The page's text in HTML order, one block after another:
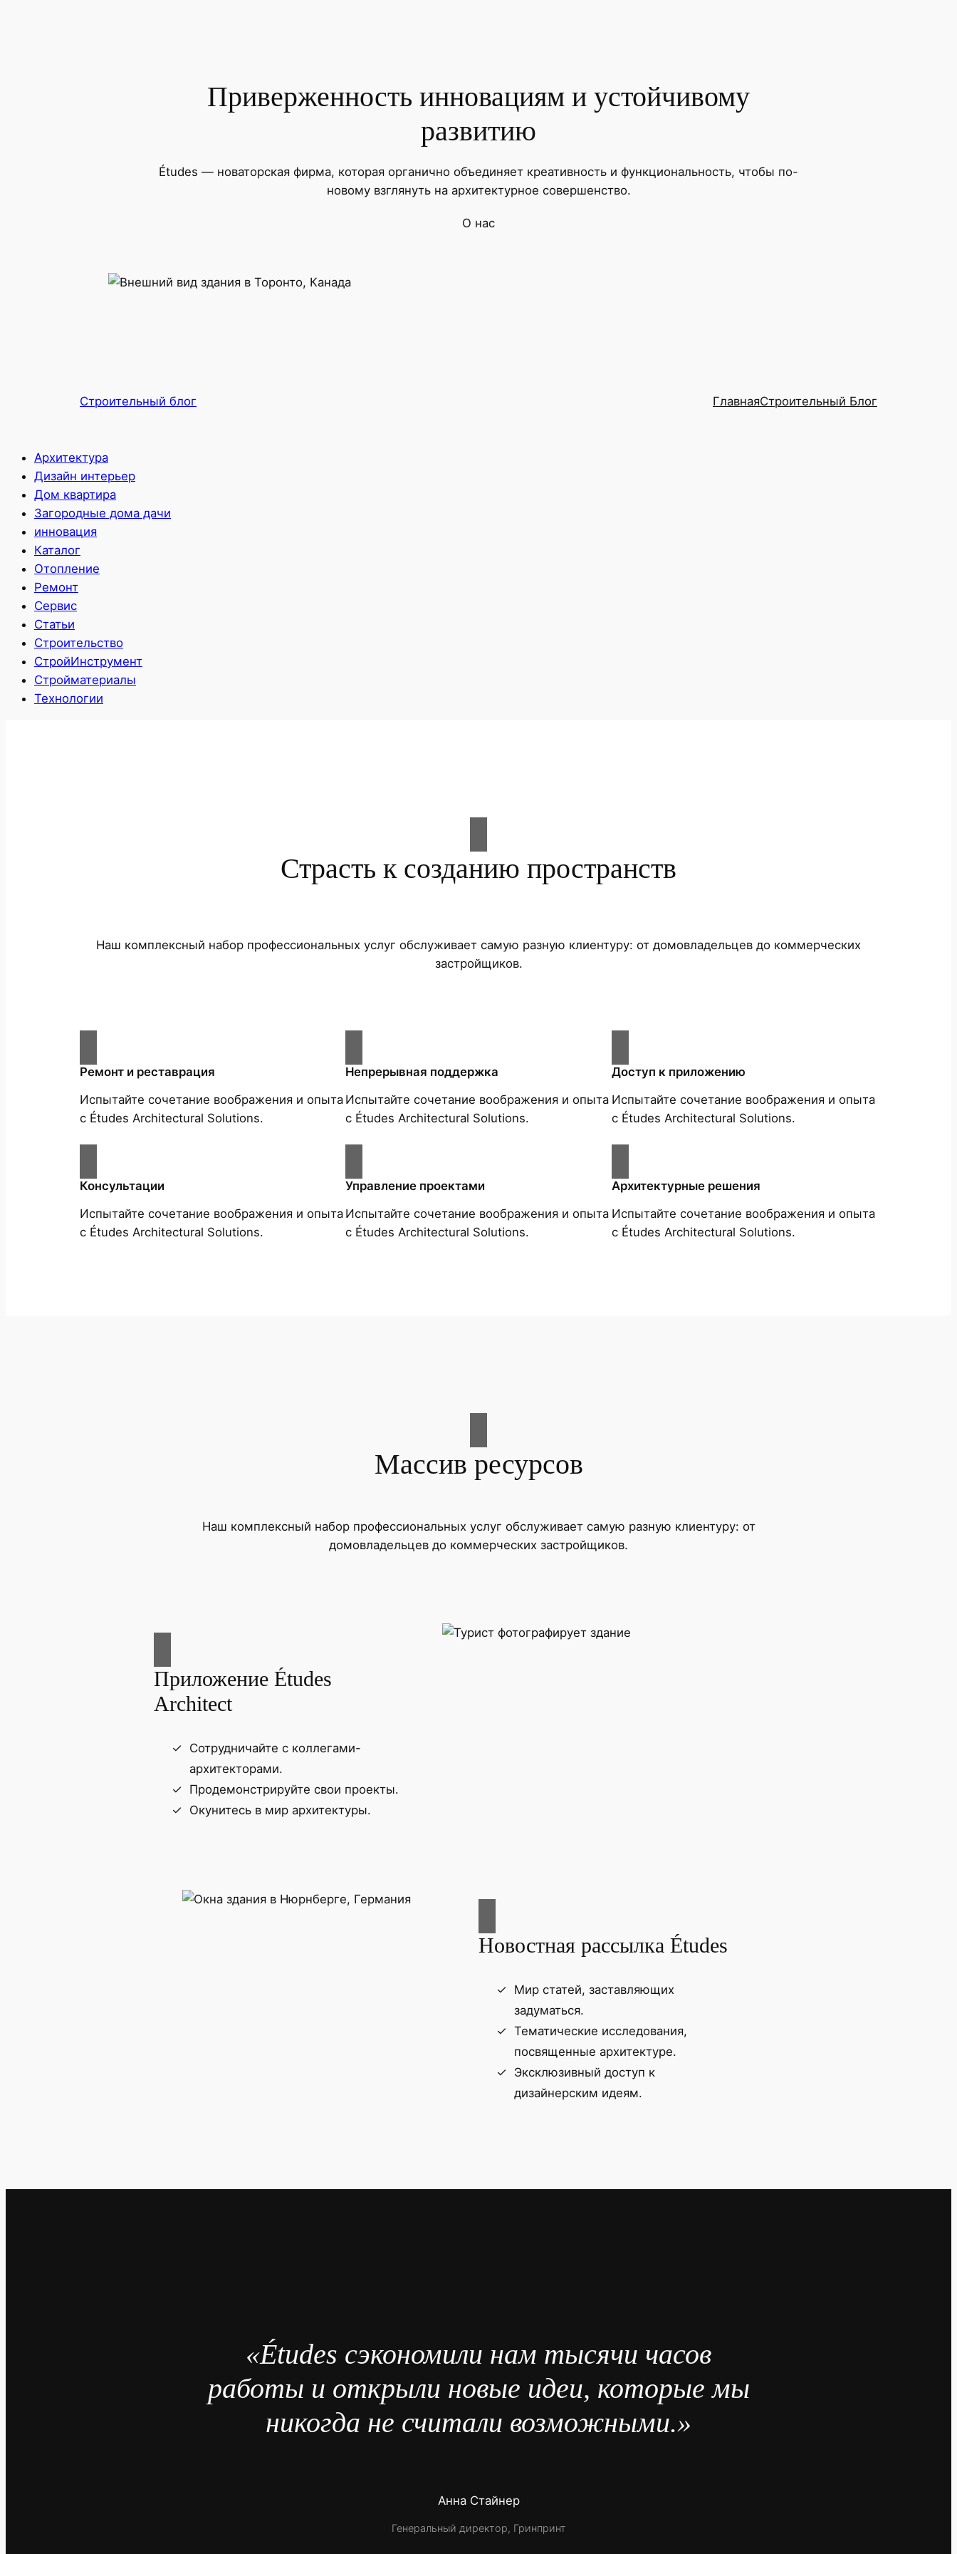
Приверженность инновациям и устойчивому
развитию
Études — новаторская фирма, которая органично объединяет креативность и функциональность, чтобы по-
новому взглянуть на архитектурное совершенство.
О нас
Строительный блог ГлавнаяСтроительный Блог
Архитектура
Дизайн интерьер
Дом квартира
Загородные дома дачи
инновация
Каталог
Отопление
Ремонт
Сервис
Статьи
Строительство
СтройИнструмент
Стройматериалы
Технологии
Страсть к созданию пространств
Наш комплексный набор профессиональных услуг обслуживает самую разную клиентуру: от домовладельцев до коммерческих
застройщиков.
Ремонт и реставрация
Испытайте сочетание воображения и опыта
с Études Architectural Solutions.
Непрерывная поддержка
Испытайте сочетание воображения и опыта
с Études Architectural Solutions.
Доступ к приложению
Испытайте сочетание воображения и опыта
с Études Architectural Solutions.
Консультации
Испытайте сочетание воображения и опыта
с Études Architectural Solutions.
Управление проектами
Испытайте сочетание воображения и опыта
с Études Architectural Solutions.
Архитектурные решения
Испытайте сочетание воображения и опыта
с Études Architectural Solutions.
Массив ресурсов
Наш комплексный набор профессиональных услуг обслуживает самую разную клиентуру: от
домовладельцев до коммерческих застройщиков.
Приложение Études
Architect
Сотрудничайте с коллегами-
архитекторами.
Продемонстрируйте свои проекты.
Окунитесь в мир архитектуры.
Новостная рассылка Études
Мир статей, заставляющих
задуматься.
Тематические исследования,
посвященные архитектуре.
Эксклюзивный доступ к
дизайнерским идеям.
«Études сэкономили нам тысячи часов
работы и открыли новые идеи, которые мы
никогда не считали возможными.»
Анна Стайнер
Генеральный директор, Гринпринт